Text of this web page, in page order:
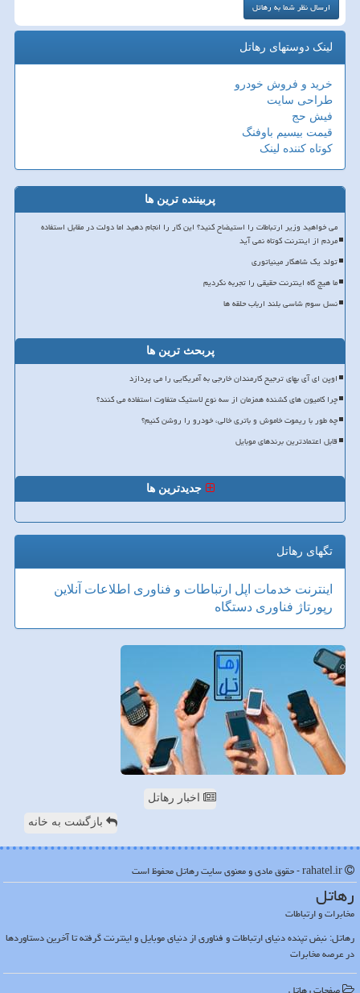
لینک دوستهای رهاتل
خرید و فروش خودرو
طراحی سایت
فیش حج
قیمت بیسیم باوفنگ
کوتاه کننده لینک
پربیننده ترین ها
می خواهید وزیر ارتباطات را استیضاح کنید؟ این کار را انجام دهید اما دولت در مقابل استفاده
مردم از اینترنت کوتاه نمی آید
تولد یک شاهکار مینیاتوری
ما هیچ گاه اینترنت حقیقی را تجربه نکردیم
نسل سوم شاسی بلند ارباب حلقه ها
پربحث ترین ها
اوپن ای آی بهای ترجیح کارمندان خارجی به آمریکایی را می پردازد
چرا کامیون های کشنده همزمان از سه نوع لاستیک متفاوت استفاده می کنند؟
چه طور با ریموت خاموش و باتری خالی، خودرو را روشن کنیم؟
قابل اعتمادترین برندهای موبایل
جدیدترین ها
تگهای رهاتل
اینترنت خدمات اپل ارتباطات و فناوری اطلاعات آنلاین
رپورتاژ فناوری دستگاه
اخبار رهاتل
بازگشت به خانه
رهاتل
مخابرات و ارتباطات
رهاتل: نبض تپنده دنیای ارتباطات و فناوری از دنیای موبایل و اینترنت گرفته تا آخرین دستاوردها
در عرصه مخابرات